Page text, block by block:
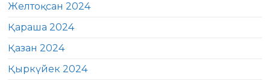
Желтоқсан 2024
Қараша 2024
Қазан 2024
Қыркүйек 2024